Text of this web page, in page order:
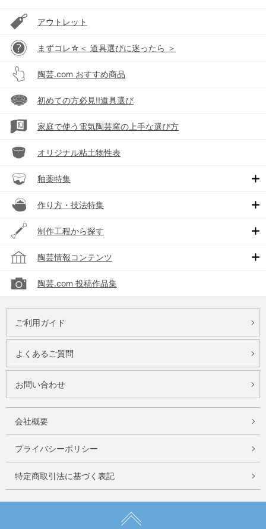
アウトレット
まずコレ☆＜ 道具選びに迷ったら ＞
陶芸.com おすすめ商品
初めての方必見!!道具選び
家庭で使う電気陶芸窯の上手な選び方
オリジナル粘土物性表
釉薬特集
作り方・技法特集
制作工程から探す
陶芸情報コンテンツ
陶芸.com 投稿作品集
ご利用ガイド
よくあるご質問
お問い合わせ
会社概要
プライバシーポリシー
特定商取引法に基づく表記